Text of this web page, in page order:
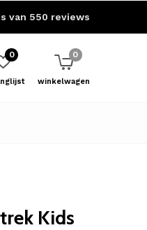
0
winkelwagen
0
van 550 reviews
Kids